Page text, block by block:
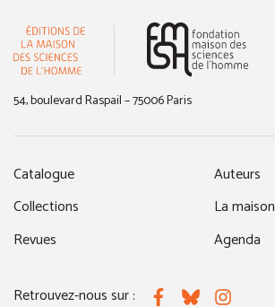
54, boulevard Raspail – 75006 Paris
Catalogue
Collections
Revues
Auteurs
La maison
Agenda
Retrouvez-nous sur : FacebookBlueskyInstagram